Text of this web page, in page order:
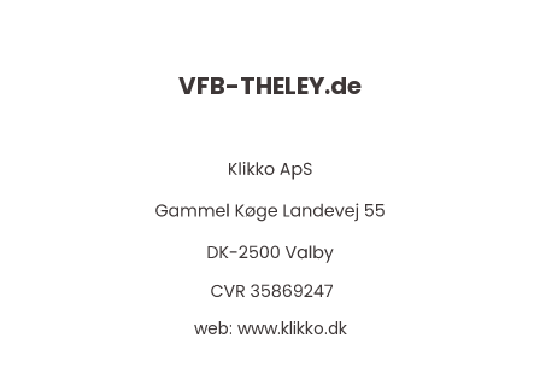
VFB-THELEY.de
web: www.klikko.dk